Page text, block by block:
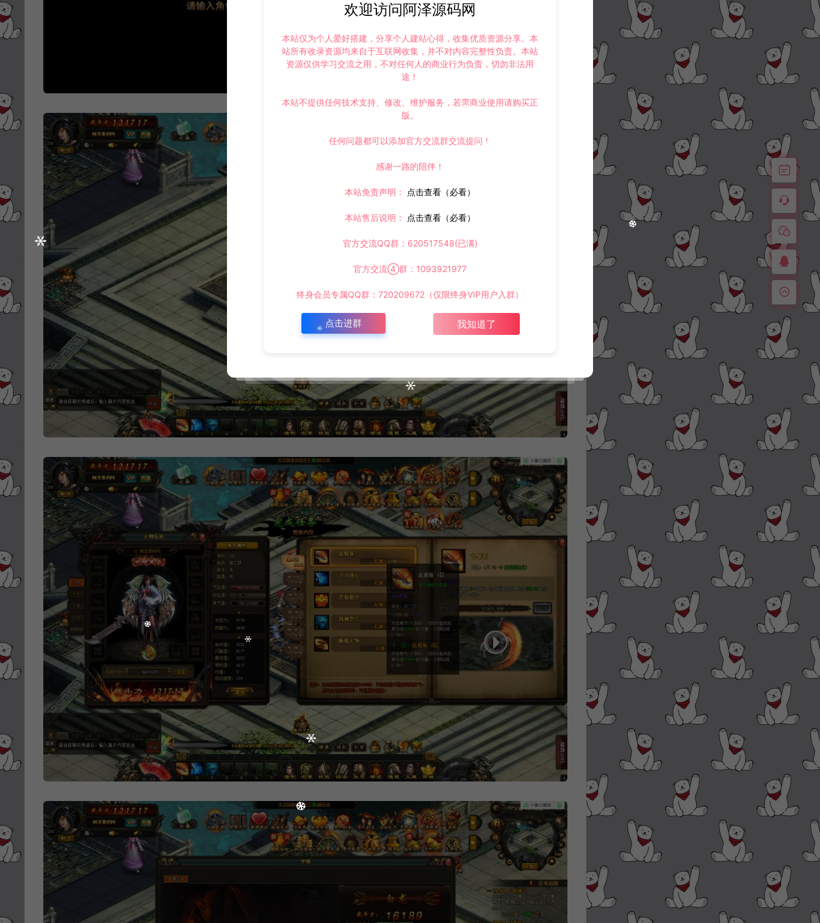
欢迎访问阿泽源码网
本站仅为个人爱好搭建，分享个人建站心得，收集优质资源分享。本
站所有收录资源均来自于互联网收集，并不对内容完整性负责。本站
资源仅供学习交流之用，不对任何人的商业行为负责，切勿非法用
途！
本站不提供任何技术支持、修改、维护服务，若需商业使用请购买正
版。
任何问题都可以添加官方交流群交流提问！
感谢一路的陪伴！
本站免责声明： 点击查看（必看）
本站售后说明： 点击查看（必看）
官方交流QQ群：620517548(已满)
官方交流④群：1093921977
终身会员专属QQ群：720209672（仅限终身VIP用户入群）
点击进群 我知道了